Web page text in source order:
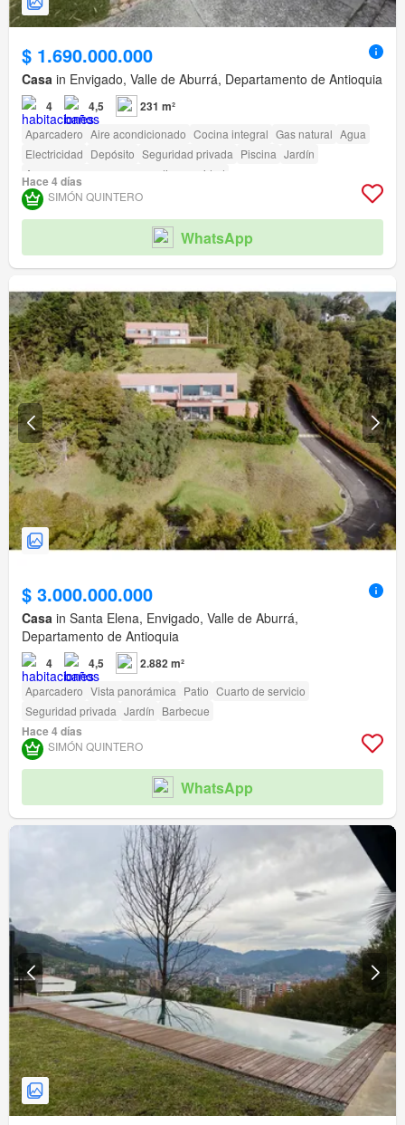
$ 1.690.000.000
Casa in Envigado, Valle de Aburrá, Departamento de Antioquia
4 4,5 231 m²
Aparcadero Aire acondicionado Cocina integral Gas natural Agua
Electricidad Depósito Seguridad privada Piscina Jardín
Acceso para personas con discapacidad
Hace 4 días
SIMÓN QUINTERO
WhatsApp
$ 3.000.000.000
Casa in Santa Elena, Envigado, Valle de Aburrá,
Departamento de Antioquia
4 4,5 2.882 m²
Aparcadero Vista panorámica Patio Cuarto de servicio
Seguridad privada Jardín Barbecue
Hace 4 días
SIMÓN QUINTERO
WhatsApp